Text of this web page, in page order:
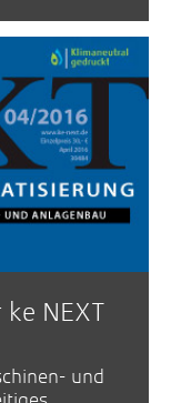
NEXT
und